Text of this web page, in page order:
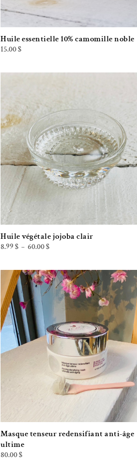
Huile essentielle 10% camomille noble
15.00$
Huile végétale jojoba clair
8.99$ – 60.00$Plage
à
60.00 $
Ajouter à la liste de souhaits
Masque tenseur redensifiant anti-âge
ultime
80.00$